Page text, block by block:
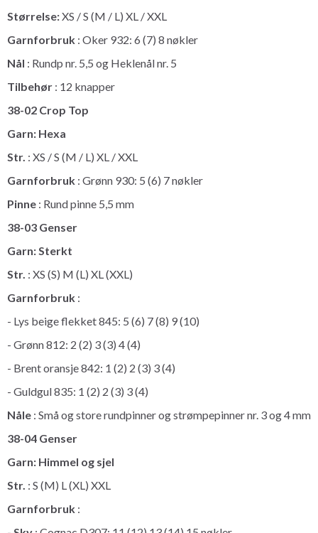
Størrelse:XS / S (M / L) XL / XXL
Garnforbruk : Oker 932: 6 (7) 8 nøkler
Nål : Rundp nr. 5,5 og Heklenål nr. 5
Tilbehør : 12 knapper
38-02 Crop Top
Garn: Hexa
Str. : XS / S (M / L) XL / XXL
Garnforbruk : Grønn 930: 5 (6) 7 nøkler
Pinne : Rund pinne 5,5 mm
38-03 Genser
Garn: Sterkt
Str. : XS (S) M (L) XL (XXL)
Garnforbruk :
- Lys beige flekket 845: 5 (6) 7 (8) 9 (10)
- Grønn 812: 2 (2) 3 (3) 4 (4)
- Brent oransje 842: 1 (2) 2 (3) 3 (4)
- Guldgul 835: 1 (2) 2 (3) 3 (4)
Nåle : Små og store rundpinner og strømpepinner nr. 3 og 4 mm
38-04 Genser
Garn: Himmel og sjel
Str. : S (M) L (XL) XXL
Garnforbruk :